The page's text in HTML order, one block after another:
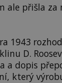
ale přišla za
1943
D.
a dopis
který